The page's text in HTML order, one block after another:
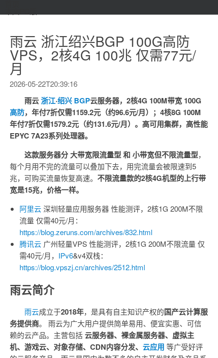
雨云 浙江绍兴BGP 100G高防
VPS，2核4G 100兆 仅需77元/
月
2026-05-22T20:39:16
雨云浙江·绍兴 BGP云服务器，2核4G 100M带宽 100G
高防，年付7折仅需1159.2元（约96.6元/月）；4核8G 100M
年付7折仅需1579.2元（约131.6元/月）。高可用集群，高性能
EPYC 7A23系列处理器。
这款服务器分 大带宽限流量型 和 小带宽但不限流量型，
每个月用不完的流量可以叠加下去，用完流量会被限速到5
兆，可购买流量恢复高速。 不限流量款的2核4G机型的上行带
宽是15兆，价格一样。
阿里云深圳轻量应用服务器 性能测评，2核1G 200M不限
流量 仅需40元/月：
https://blog.zeruns.com/archives/832.html
腾讯云 广州轻量VPS 性能测评，2核1G 200M不限流量 仅
需40元/月， IPv6&v4双栈：
https://blog.vpszj.cn/archives/2512.html
雨云简介
雨云成立于2018年，是具有自主知识产权的国产云计算服
务提供商。 雨云为广大用户提供简单易用、便宜实惠、可信
赖的云产品。主营包括云服务器、裸金属服务器、虚拟主
机、游戏云、对象存储、CDN内容分发、 云应用 等广受好评